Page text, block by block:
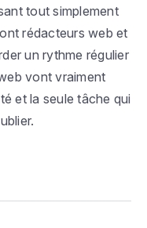
tout simplement
rédacteurs web et
un rythme régulier
vont vraiment
et la seule tâche qui